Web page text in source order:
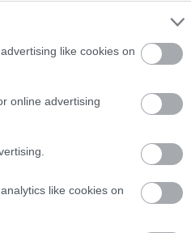
like cookies on
online advertising
like cookies on